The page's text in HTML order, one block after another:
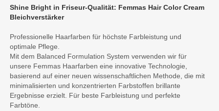
Shine Bright in Friseur-Qualität: Femmas Hair Color Cream
Bleichverstärker
Professionelle Haarfarben für höchste Farbleistung und
optimale Pflege.
Mit dem Balanced Formulation System verwenden wir für
unsere Femmas Haarfarben eine innovative Technologie,
basierend auf einer neuen wissenschaftlichen Methode, die mit
minimalisierten und konzentrierten Farbstoffen brillante
Ergebnisse erzielt. Für beste Farbleistung und perfekte
Farbtöne.